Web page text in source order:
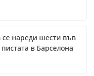
се нареди шести във
в Барселона